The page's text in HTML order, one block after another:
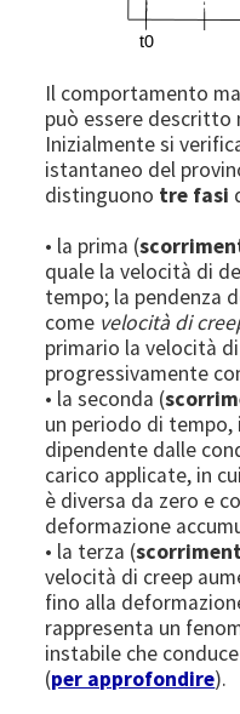
Il comportamento
può essere descritto
Inizialmente si
istantaneo del
distinguono tre fasi
• la prima (
quale la velocità di
tempo; la pendenza
come velocità di
primario la velocità
progressivamente
• la seconda (
un periodo di
dipendente dalle
carico applicate, in
è diversa da zero e
deformazione
• la terza (
velocità di creep
fino alla
rappresenta un
instabile che
(per approfondire).